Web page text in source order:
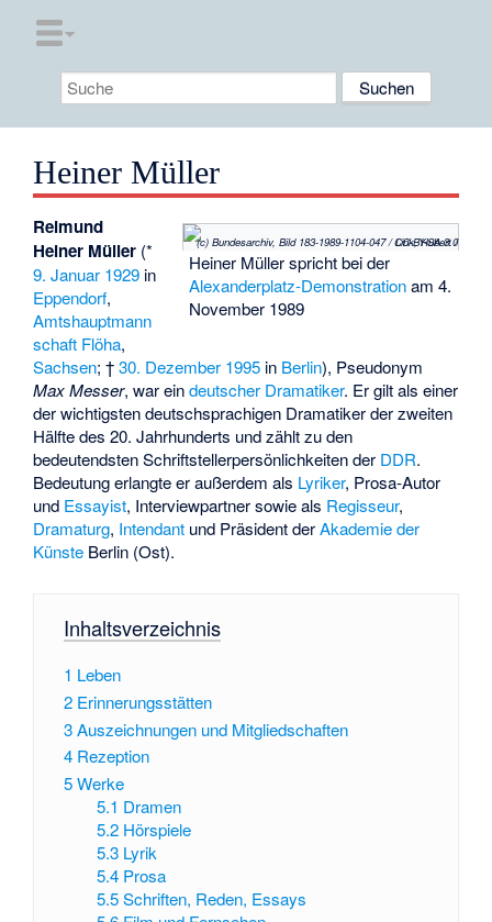
Heiner Müller
(c) Bundesarchiv, Bild 183-1989-1104-047 / Link, Hubert / CC-BY-SA 3.0
Heiner Müller spricht bei der
Alexanderplatz-Demonstrationam 4.
November 1989
Reimund
Heiner Müller (*
9. Januar 1929 in
Eppendorf,
Amtshauptmann
schaft Flöha,
Sachsen; †30. Dezember 1995 in Berlin), Pseudonym
Max Messer, war eindeutscher Dramatiker. Er gilt als einer
der wichtigsten deutschsprachigen Dramatiker der zweiten
Hälfte des 20. Jahrhunderts und zählt zu den
bedeutendsten Schriftstellerpersönlichkeiten der DDR.
Bedeutung erlangte er außerdem als Lyriker, Prosa-Autor
und Essayist, Interviewpartner sowie als Regisseur,
Dramaturg, Intendant und Präsident derAkademie der
Künste Berlin (Ost).
Inhaltsverzeichnis
1 Leben
2 Erinnerungsstätten
3Auszeichnungen und Mitgliedschaften
4 Rezeption
5Werke
5.1 Dramen
5.2 Hörspiele
5.3 Lyrik
5.4 Prosa
5.5 Schriften, Reden, Essays